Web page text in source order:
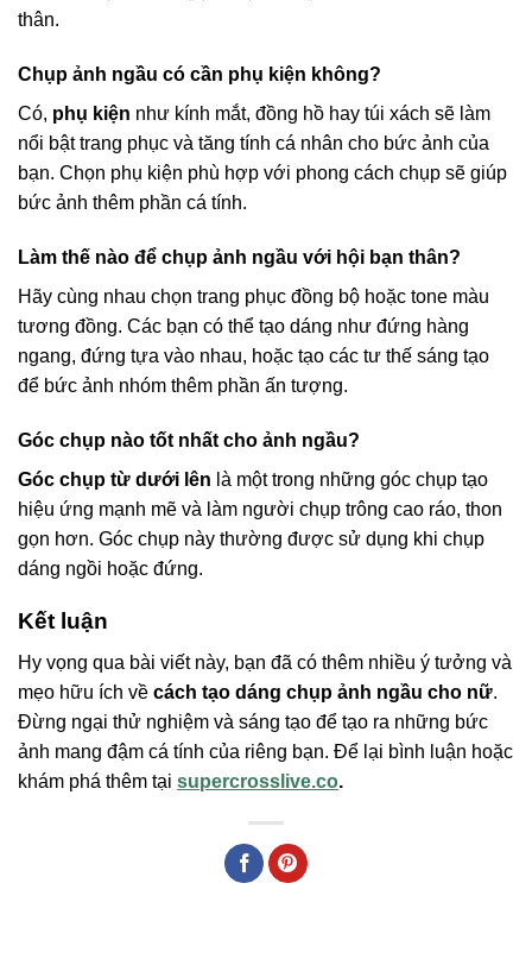
thân.
Chụp ảnh ngầu có cần phụ kiện không?
Có, phụ kiện như kính mắt, đồng hồ hay túi xách sẽ làm
nổi bật trang phục và tăng tính cá nhân cho bức ảnh của
bạn. Chọn phụ kiện phù hợp với phong cách chụp sẽ giúp
bức ảnh thêm phần cá tính.
Làm thế nào để chụp ảnh ngầu với hội bạn thân?
Hãy cùng nhau chọn trang phục đồng bộ hoặc tone màu
tương đồng. Các bạn có thể tạo dáng như đứng hàng
ngang, đứng tựa vào nhau, hoặc tạo các tư thế sáng tạo
để bức ảnh nhóm thêm phần ấn tượng.
Góc chụp nào tốt nhất cho ảnh ngầu?
Góc chụp từ dưới lên là một trong những góc chụp tạo
hiệu ứng mạnh mẽ và làm người chụp trông cao ráo, thon
gọn hơn. Góc chụp này thường được sử dụng khi chụp
dáng ngồi hoặc đứng.
Kết luận
Hy vọng qua bài viết này, bạn đã có thêm nhiều ý tưởng và
mẹo hữu ích về cách tạo dáng chụp ảnh ngầu cho nữ.
Đừng ngại thử nghiệm và sáng tạo để tạo ra những bức
ảnh mang đậm cá tính của riêng bạn. Để lại bình luận hoặc
khám phá thêm tại supercrosslive.co.